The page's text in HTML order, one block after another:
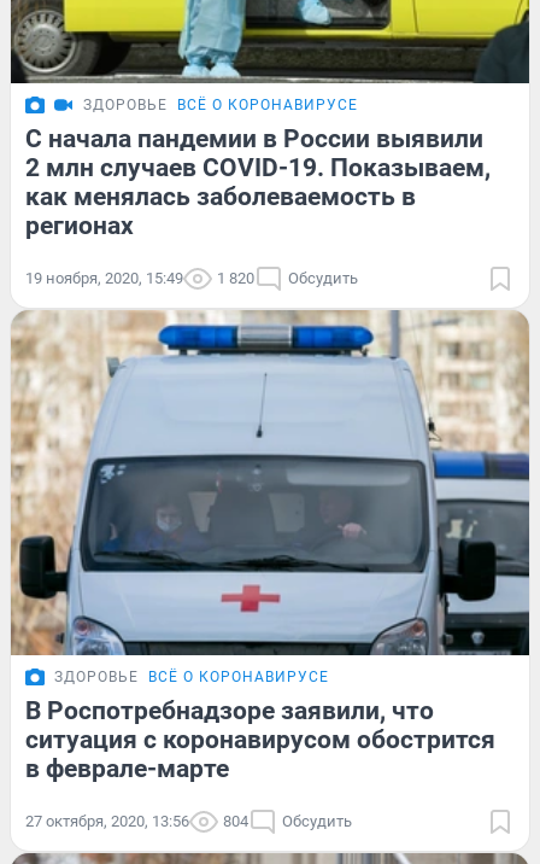
ЗДОРОВЬЕ ВСЁ О КОРОНАВИРУСЕ
С начала пандемии в России выявили
2 млн случаев COVID-19. Показываем,
как менялась заболеваемость в
регионах
19 ноября, 2020, 15:49 1 820 Обсудить
ЗДОРОВЬЕ ВСЁ О КОРОНАВИРУСЕ
В Роспотребнадзоре заявили, что
ситуация с коронавирусом обострится
в феврале-марте
27 октября, 2020, 13:56 804 Обсудить